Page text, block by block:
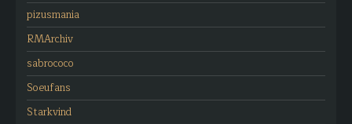
pizusmania
RMArchiv
sabrococo
Soeufans
Starkvind